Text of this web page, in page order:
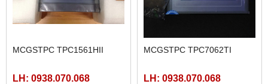
MCGSTPC TPC1561HII
LH: 0938.070.068
MCGSTPC TPC7062TI
LH: 0938.070.068